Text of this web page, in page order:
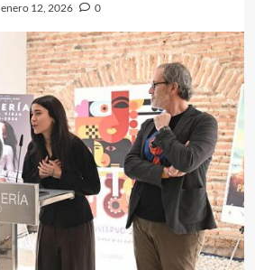
enero 12, 2026 0